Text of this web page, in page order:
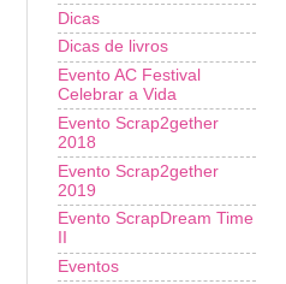
Dicas
Dicas de livros
Evento AC Festival
Celebrar a Vida
Evento Scrap2gether
2018
Evento Scrap2gether
2019
Evento ScrapDream Time
Eventos